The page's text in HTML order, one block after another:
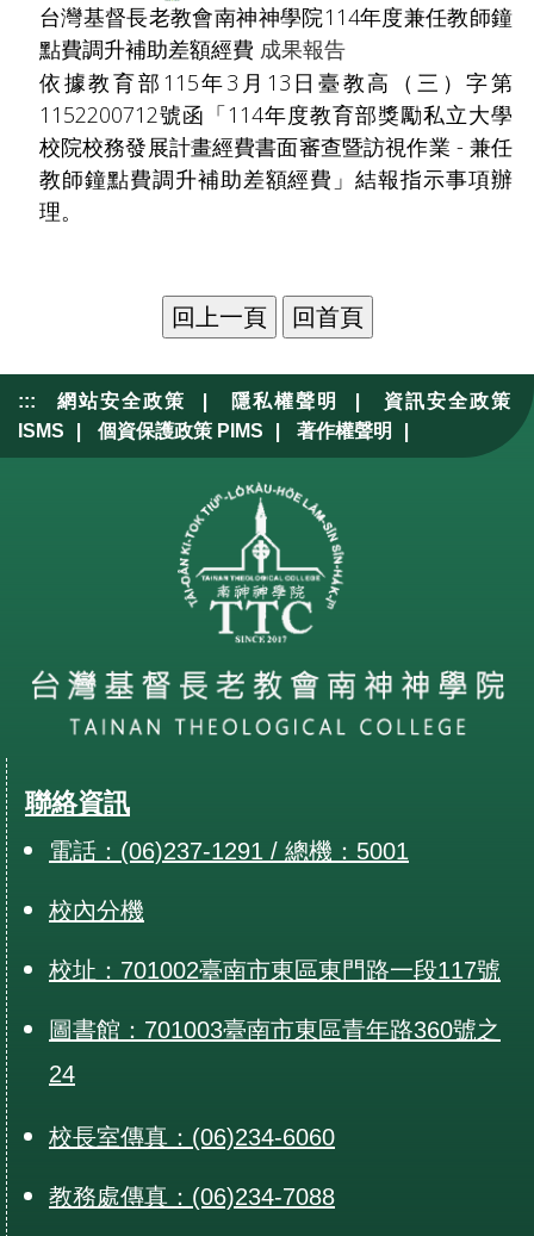
台灣基督長老教會南神神學院114年度兼任教師鐘
點費調升補助差額經費 成果報告
依據教育部115年3月13日臺教高（三）字第
1152200712號函「114年度教育部獎勵私立大學
校院校務發展計畫經費書面審查暨訪視作業 - 兼任
教師鐘點費調升補助差額經費」結報指示事項辦
理。
::: 網站安全政策 | 隱私權聲明 |
資訊安全政策
ISMS
| 個資保護政策 PIMS | 著作權聲明 |
聯絡資訊
電話：(06)237-1291 / 總機：5001
校內分機
校址：701002臺南市東區東門路一段117號
圖書館：701003臺南市東區青年路360號之
24
校長室傳真：(06)234-6060
教務處傳真：(06)234-7088